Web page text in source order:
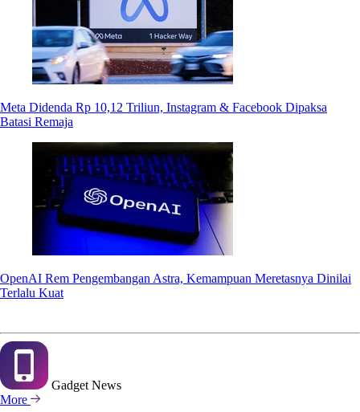
Meta Didenda Rp 10,12 Triliun, Instagram & Facebook Dipaksa
Batasi Remaja
OpenAI Rem Pengembangan Astra, Kemampuan Meretasnya Dinilai
Terlalu Kuat
Gadget News
More